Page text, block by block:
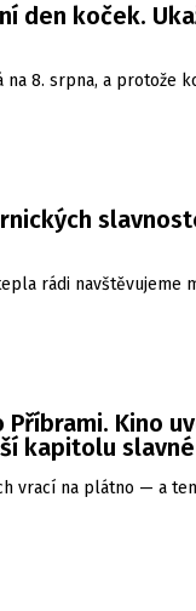
den koček.
na 8. srpna, a protože
rádi navštěvujeme
Kino
kapitolu
vrací na plátno — a